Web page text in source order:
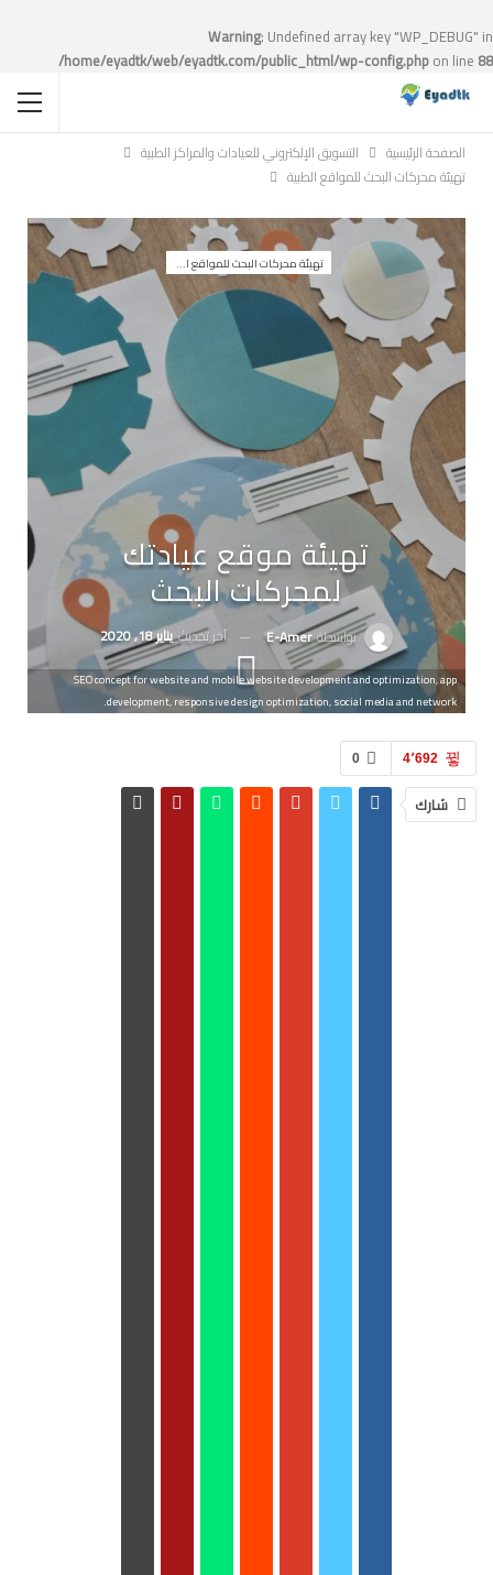
Warning: Undefined array key "WP_DEBUG" in
/home/eyadtk/web/eyadtk.com/public_html/wp-config.phpon line 88
الصفحة الرئيسية
التسويق الإلكتروني للعيادات والمراكز الطبية
تهيئة محركات البحث للمواقع الطبية
تهيئة محركات البحث للمواقع الطبية
تهيئة موقع عيادتك
لمحركات البحث
بواسطةE-Amer آخر تحديثيناير 18, 2020
SEO concept for website and mobile website development and optimization, app
development, responsive design optimization, social media and network.
0 4٬692
شارك